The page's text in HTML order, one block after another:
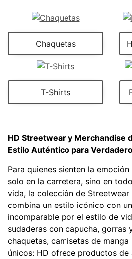
Chaquetas
T-Shirts
HD Streetwear y Merchandise
Estilo Auténtico para
Para quienes sienten la
solo en la carretera, sino en
vida, la colección de Streetwear
combina un estilo icónico con
incomparable por el estilo de
sudaderas con capucha, gorras
chaquetas, camisetas de
únicos: HD ofrece productos de